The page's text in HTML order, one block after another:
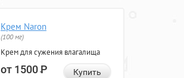
Крем Naron
(100 мг)
Крем для сужения влагалища
от 1500Р Купить